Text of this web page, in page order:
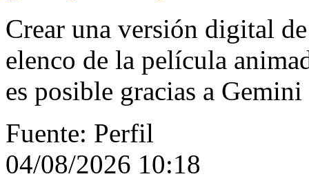
Crear una versión digital
elenco de la película
es posible gracias a Gemini
Fuente: Perfil
04/08/2026 10:18